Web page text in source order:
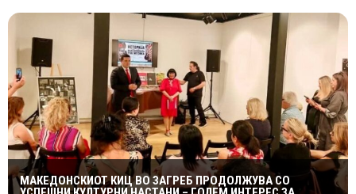
МАКЕДОНСКИОТ КИЦ ВО ЗАГРЕБ ПРОДОЛЖУВА СО